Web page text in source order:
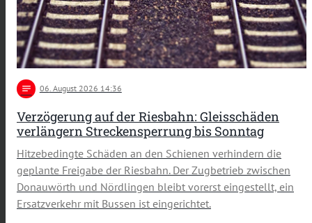
notes 06. August 2026 14:36
Verzögerung auf der Riesbahn: Gleisschäden
verlängern Streckensperrung bis Sonntag
Hitzebedingte Schäden an den Schienen verhindern die
geplante Freigabe der Riesbahn. Der Zugbetrieb zwischen
Donauwörth und Nördlingen bleibt vorerst eingestellt, ein
Ersatzverkehr mit Bussen ist eingerichtet.